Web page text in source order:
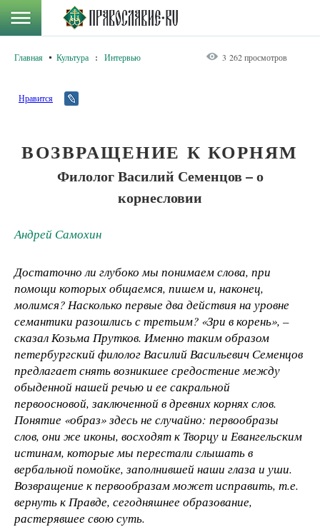
Главная Культура : Интервью 3 262 просмотров
Нравится
ВОЗВРАЩЕНИЕ К КОРНЯМ
Филолог Василий Семенцов – о
корнесловии
Андрей Самохин
Достаточно ли глубоко мы понимаем слова, при
помощи которых общаемся, пишем и, наконец,
молимся? Насколько первые два действия на уровне
семантики разошлись с третьим? «Зри в корень», –
сказал Козьма Прутков. Именно таким образом
петербургский филолог Василий Васильевич Семенцов
предлагает снять возникшее средостение между
обыденной нашей речью и ее сакральной
первоосновой, заключенной в древних корнях слов.
Понятие «образ» здесь не случайно: первообразы
слов, они же иконы, восходят к Творцу и Евангельским
истинам, которые мы перестали слышать в
вербальной помойке, заполнившей наши глаза и уши.
Возвращение к первообразам может исправить, т.е.
вернуть к Правде, сегодняшнее образование,
растерявшее свою суть.